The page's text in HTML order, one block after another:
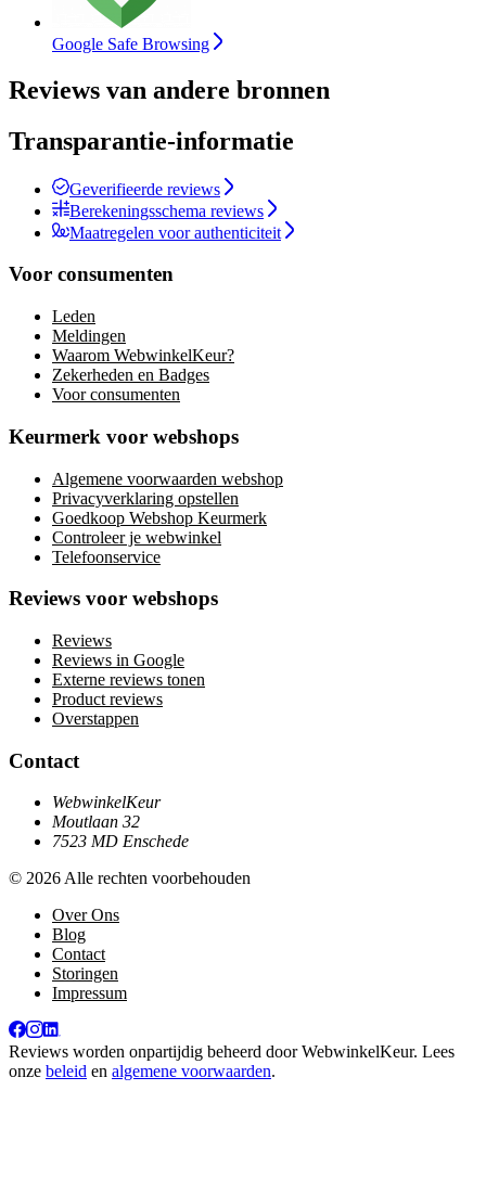
Google Safe Browsing
Reviews van andere bronnen
Transparantie-informatie
Geverifieerde reviews
Berekeningsschema reviews
Maatregelen voor authenticiteit
Voor consumenten
Leden
Meldingen
Waarom WebwinkelKeur?
Zekerheden en Badges
Voor consumenten
Keurmerk voor webshops
Algemene voorwaarden webshop
Privacyverklaring opstellen
Goedkoop Webshop Keurmerk
Controleer je webwinkel
Telefoonservice
Reviews voor webshops
Reviews
Reviews in Google
Externe reviews tonen
Product reviews
Overstappen
Contact
WebwinkelKeur
Moutlaan 32
7523 MD Enschede
© 2026 Alle rechten voorbehouden
Over Ons
Blog
Contact
Storingen
Impressum
Reviews worden onpartijdig beheerd doorWebwinkelKeur. Lees
onze beleid en algemene voorwaarden.